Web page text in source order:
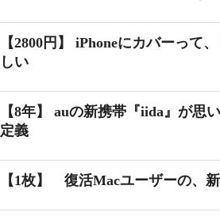
【2800円】 iPhoneにカバーって
しい
【8年】 auの新携帯『iida』が思
定義
【1枚】 復活Macユーザーの、